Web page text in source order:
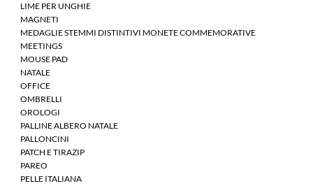
LIME PER UNGHIE
MAGNETI
MEDAGLIE STEMMI DISTINTIVI MONETE COMMEMORATIVE
MEETINGS
MOUSE PAD
NATALE
OFFICE
OMBRELLI
OROLOGI
PALLINE ALBERO NATALE
PALLONCINI
PATCH E TIRAZIP
PAREO
PELLE ITALIANA